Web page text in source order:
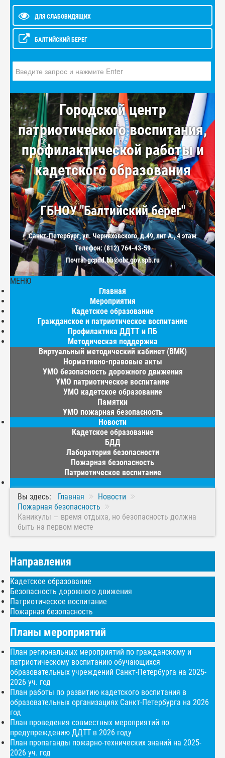
ДЛЯ СЛАБОВИДЯЩИХ
БАЛТИЙСКИЙ БЕРЕГ
Городской центр
патриотического воспитания,
профилактической работы и
кадетского образования
ГБНОУ "Балтийский берег"
Санкт-Петербург, ул. Черняховского, д.49, лит А., 4 этаж
Телефон: (812) 764-43-59
Почта: gcpdd.bb@obr.gov.spb.ru
МЕНЮ
Главная
Мероприятия
Кадетское образование
Гражданское и патриотическое воспитание
Профилактика ДДТТ и ПБ
Методическая поддержка
Виртуальный методический кабинет (ВМК)
Нормативно-правовые акты
УМО безопасность дорожного движения
УМО патриотическое воспитание
УМО кадетское образование
Памятки
УМО пожарная безопасность
Новости
Кадетское образование
БДД
Лаборатория безопасности
Пожарная безопасность
Патриотическое воспитание
Вы здесь: Главная
Новости
Пожарная безопасность
Каникулы — время отдыха, но безопасность должна
быть на первом месте
Направления
Кадетское образование
Безопасность дорожного движения
Патриотическое воспитание
Пожарная безопасность
Планы мероприятий
План региональных мероприятий по гражданскому и
патриотическому воспитанию обучающихся
образовательных учреждений Санкт-Петербурга на 2025-
2026 уч. год
План работы по развитию кадетского воспитания в
образовательных организациях Санкт-Петербурга на 2026
год
План проведения совместных мероприятий по
предупреждению ДДТТ в 2026 году
План пропаганды пожарно-технических знаний на 2025-
2026 уч. год